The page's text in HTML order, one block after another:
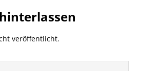
veröffentlicht.